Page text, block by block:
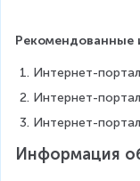
Рекомендованные
Интернет-
Интернет-
Интернет-
Информация